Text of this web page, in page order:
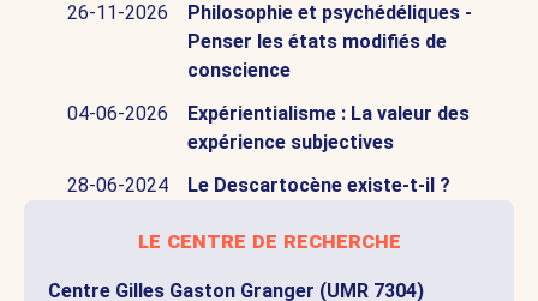
26-11-2026
Philosophie et psychédéliques -
Penser les états modifiés de
conscience
04-06-2026
Expérientialisme : La valeur des
expérience subjectives
28-06-2024
Le Descartocène existe-t-il ?
le centre de recherche
Centre Gilles Gaston Granger (UMR 7304)